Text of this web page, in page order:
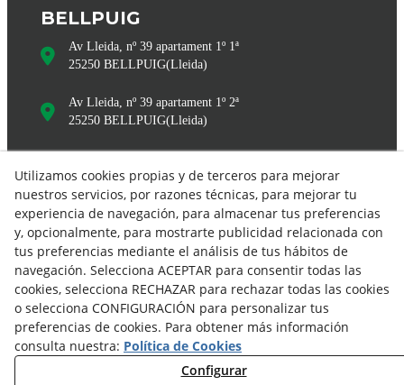
BELLPUIG
Av Lleida, nº 39 apartament 1º 1ª
25250 BELLPUIG(Lleida)
Av Lleida, nº 39 apartament 1º 2ª
25250 BELLPUIG(Lleida)
info@bonpasrural.com
Aviso legal Política de cookies
Política de privacidad
Utilizamos cookies propias y de terceros para mejorar
nuestros servicios, por razones técnicas, para mejorar tu
experiencia de navegación, para almacenar tus preferencias
y, opcionalmente, para mostrarte publicidad relacionada con
tus preferencias mediante el análisis de tus hábitos de
navegación. Selecciona ACEPTAR para consentir todas las
cookies, selecciona RECHAZAR para rechazar todas las cookies
o selecciona CONFIGURACIÓN para personalizar tus
preferencias de cookies. Para obtener más información
consulta nuestra: Política de Cookies
Configurar